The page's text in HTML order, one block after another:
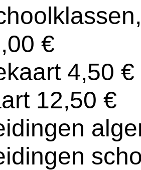
€
4,50 €
12,50 €